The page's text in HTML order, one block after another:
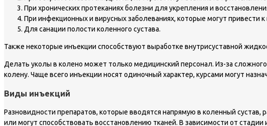
При хронических протеканиях болезни для укрепления и
При инфекционных и вирусных заболеваниях, которые могут привести
Для санации полости коленного сустава.
Также некоторые инъекции способствуют выработке внутрисуставной
Делать уколы в колено может только медицинский персонал. Из-за
колену. Чаще всего инъекции носят одиночный характер, курсами могут
Виды инъекций
Разновидности препаратов, которые вводятся напрямую в коленный
или могут способствовать восстановлению тканей. В зависимости от